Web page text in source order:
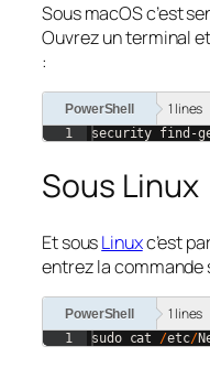
Sous macOS c’est
Ouvrez un terminal
:
PowerShell 1 lines
1 security find-
Sous Linux
Et sousLinuxc’est
entrez la commande
PowerShell 1 lines
1 sudo cat /etc/